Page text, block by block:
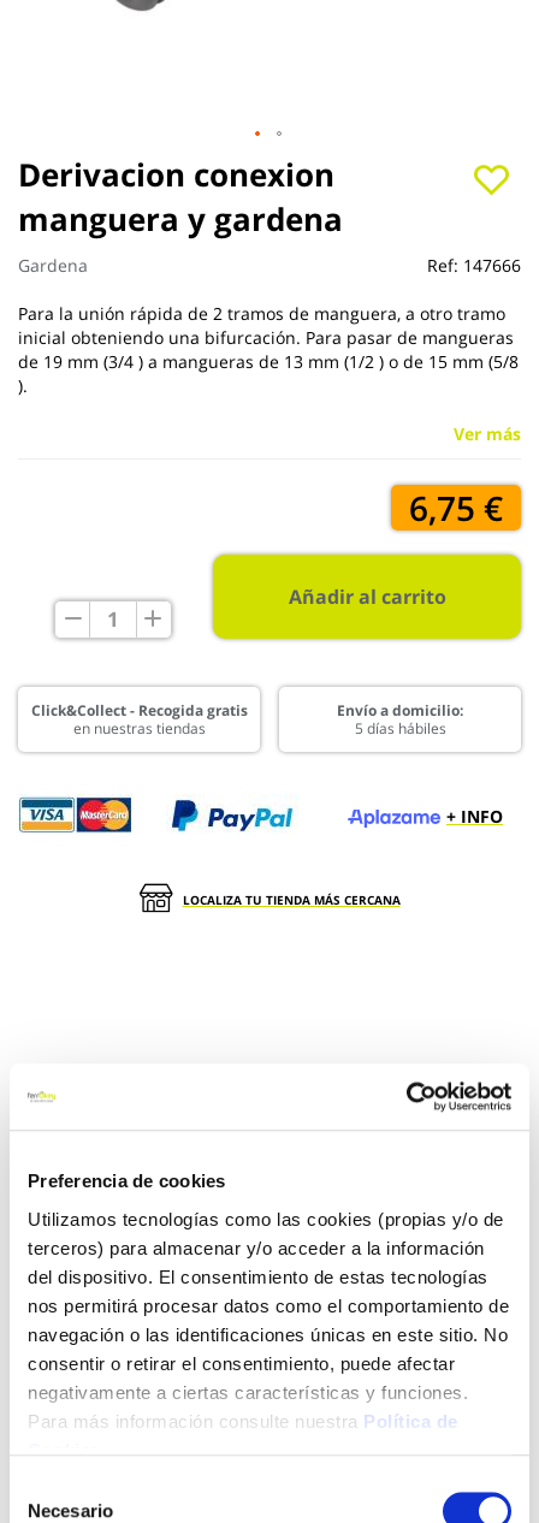
Preferencia de cookies
Utilizamos tecnologías como las cookies (propias y/o de
terceros) para almacenar y/o acceder a la información
del dispositivo. El consentimiento de estas tecnologías
nos permitirá procesar datos como el comportamiento de
navegación o las identificaciones únicas en este sitio. No
consentir o retirar el consentimiento, puede afectar
negativamente a ciertas características y funciones.
Para más información consulte nuestra Política de
Necesario
Derivacion conexion
manguera y gardena
Gardena Ref: 147666
Para la unión rápida de 2 tramos de manguera, a otro tramo
inicial obteniendo una bifurcación. Para pasar de mangueras
de 19 mm (3/4 ) a mangueras de 13 mm (1/2 ) o de 15 mm (5/8
).
Ver más
6,75 €
Añadir al carrito
Click&Collect - Recogida gratis
en nuestras tiendas
Envío a domicilio:
5 días hábiles
+ INFO
LOCALIZA TU TIENDA MÁS CERCANA
Saltar
al
comienzo
de
la
de
imágenes